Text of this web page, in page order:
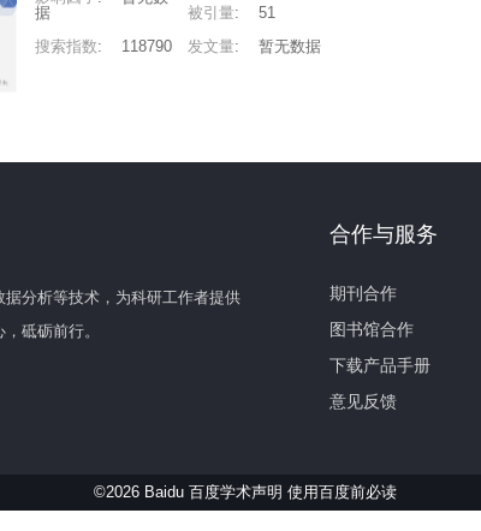
据
被引量:
51
搜索指数: 118790 发文量: 暂无数据
分析等技术，为科研工作者提供
砥砺前行。
合作与服务
期刊合作
图书馆合作
下载产品手册
意见反馈
©2026 Baidu 百度学术声明 使用百度前必读